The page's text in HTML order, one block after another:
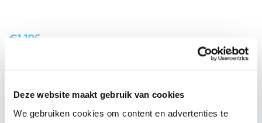
Deze website maakt gebruik van cookies
We gebruiken cookies om content en advertenties te
€1.195,-